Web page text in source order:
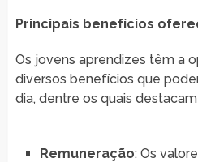
Principais benefícios
Os jovens aprendizes têm a
diversos benefícios que
dia, dentre os quais
Remuneração: Os